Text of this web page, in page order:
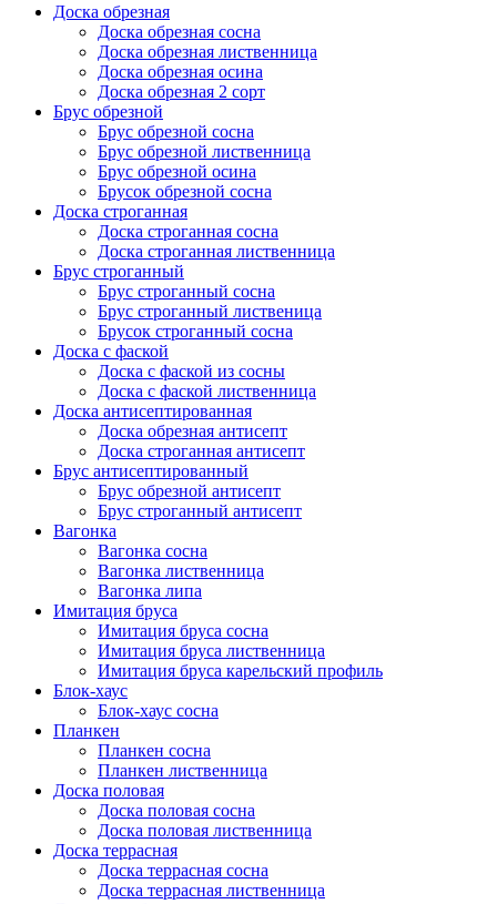
Доска обрезная
Доска обрезная сосна
Доска обрезная лиственница
Доска обрезная осина
Доска обрезная 2 сорт
Брус обрезной
Брус обрезной сосна
Брус обрезной лиственница
Брус обрезной осина
Брусок обрезной сосна
Доска строганная
Доска строганная сосна
Доска строганная лиственница
Брус строганный
Брус строганный сосна
Брус строганный лиственица
Брусок строганный сосна
Доска с фаской
Доска с фаской из сосны
Доска с фаской лиственница
Доска антисептированная
Доска обрезная антисепт
Доска строганная антисепт
Брус антисептированный
Брус обрезной антисепт
Брус строганный антисепт
Вагонка
Вагонка сосна
Вагонка лиственница
Вагонка липа
Имитация бруса
Имитация бруса сосна
Имитация бруса лиственница
Имитация бруса карельский профиль
Блок-хаус
Блок-хаус сосна
Планкен
Планкен сосна
Планкен лиственница
Доска половая
Доска половая сосна
Доска половая лиственница
Доска террасная
Доска террасная сосна
Доска террасная лиственница